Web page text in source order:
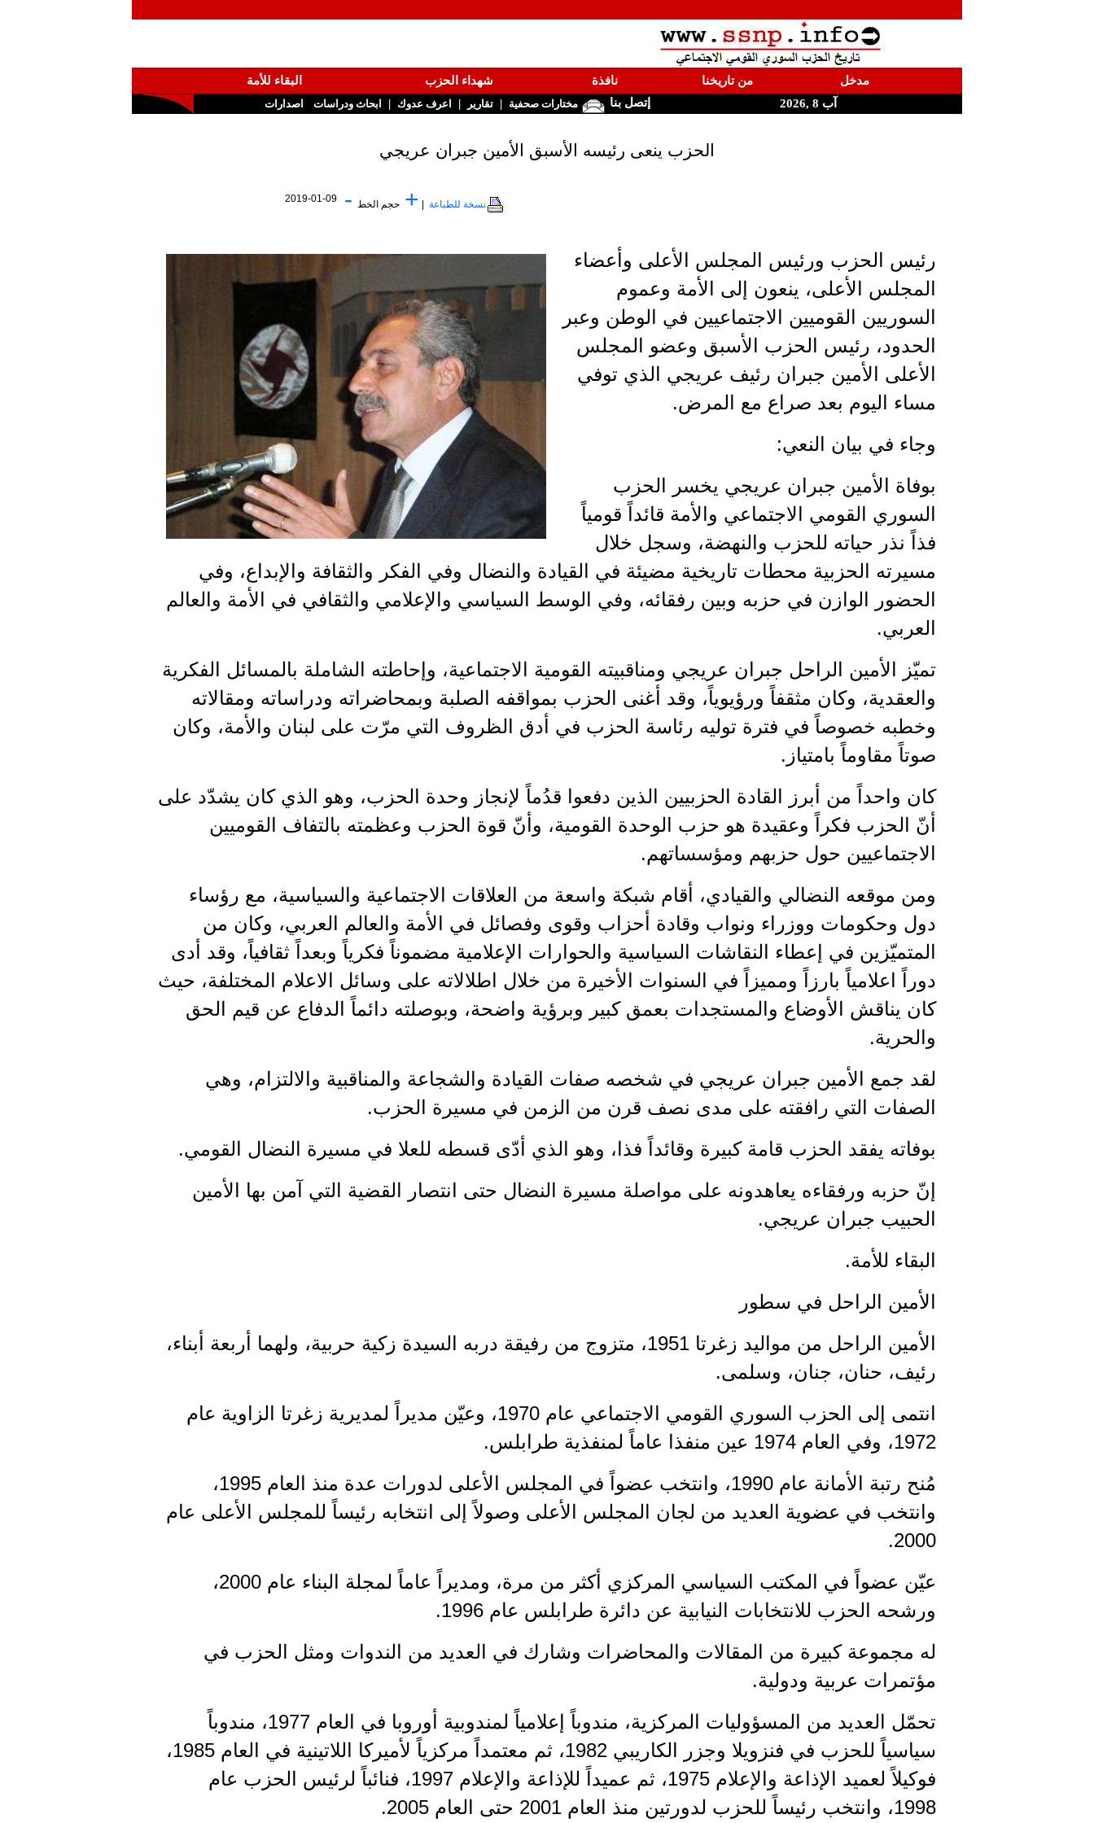
مدخل من تاريخنا نافذة شهداء الحزب
البقاء للأمة
آب 8 ,2026
إتصل بنا مختارات صحفية | تقارير | اعرف عدوك | ابحاث ودراسات اصدارات
الحزب ينعى رئيسه الأسبق الأمين جبران عريجي
نسخة للطباعة + حجم الخط -
2019-01-09
رئيس الحزب ورئيس المجلس الأعلى وأعضاء
المجلس الأعلى، ينعون إلى الأمة وعموم
السوريين القوميين الاجتماعيين في الوطن وعبر
الحدود، رئيس الحزب الأسبق وعضو المجلس
الأعلى الأمين جبران رئيف عريجي الذي توفي
مساء اليوم بعد صراع مع المرض.
وجاء في بيان النعي:
بوفاة الأمين جبران عريجي يخسر الحزب
السوري القومي الاجتماعي والأمة قائداً قومياً
فذاً نذر حياته للحزب والنهضة، وسجل خلال
مسيرته الحزبية محطات تاريخية مضيئة في القيادة والنضال وفي الفكر والثقافة والإبداع، وفي
الحضور الوازن في حزبه وبين رفقائه، وفي الوسط السياسي والإعلامي والثقافي في الأمة والعالم
العربي.
تميّز الأمين الراحل جبران عريجي ومناقبيته القومية الاجتماعية، وإحاطته الشاملة بالمسائل الفكرية
والعقدية، وكان مثقفاً ورؤيوياً، وقد أغنى الحزب بمواقفه الصلبة وبمحاضراته ودراساته ومقالاته
وخطبه خصوصاً في فترة توليه رئاسة الحزب في أدق الظروف التي مرّت على لبنان والأمة، وكان
صوتاً مقاوماً بامتياز.
كان واحداً من أبرز القادة الحزبيين الذين دفعوا قدُماً لإنجاز وحدة الحزب، وهو الذي كان يشدّد على
أنّ الحزب فكراً وعقيدة هو حزب الوحدة القومية، وأنّ قوة الحزب وعظمته بالتفاف القوميين
الاجتماعيين حول حزبهم ومؤسساتهم.
ومن موقعه النضالي والقيادي، أقام شبكة واسعة من العلاقات الاجتماعية والسياسية، مع رؤساء
دول وحكومات ووزراء ونواب وقادة أحزاب وقوى وفصائل في الأمة والعالم العربي، وكان من
المتميّزين في إعطاء النقاشات السياسية والحوارات الإعلامية مضموناً فكرياً وبعداً ثقافياً، وقد أدى
دوراً اعلامياً بارزاً ومميزاً في السنوات الأخيرة من خلال اطلالاته على وسائل الاعلام المختلفة، حيث
كان يناقش الأوضاع والمستجدات بعمق كبير وبرؤية واضحة، وبوصلته دائماً الدفاع عن قيم الحق
والحرية.
لقد جمع الأمين جبران عريجي في شخصه صفات القيادة والشجاعة والمناقبية والالتزام، وهي
الصفات التي رافقته على مدى نصف قرن من الزمن في مسيرة الحزب.
بوفاته يفقد الحزب قامة كبيرة وقائداً فذا، وهو الذي أدّى قسطه للعلا في مسيرة النضال القومي.
إنّ حزبه ورفقاءه يعاهدونه على مواصلة مسيرة النضال حتى انتصار القضية التي آمن بها الأمين
الحبيب جبران عريجي.
البقاء للأمة.
الأمين الراحل في سطور
الأمين الراحل من مواليد زغرتا 1951، متزوج من رفيقة دربه السيدة زكية حربية، ولهما أربعة أبناء،
رئيف، حنان، جنان، وسلمى.
انتمى إلى الحزب السوري القومي الاجتماعي عام 1970، وعيّن مديراً لمديرية زغرتا الزاوية عام
1972، وفي العام 1974 عين منفذا عاماً لمنفذية طرابلس.
مُنح رتبة الأمانة عام 1990، وانتخب عضواً في المجلس الأعلى لدورات عدة منذ العام 1995،
وانتخب في عضوية العديد من لجان المجلس الأعلى وصولاً إلى انتخابه رئيساً للمجلس الأعلى عام
2000.
عيّن عضواً في المكتب السياسي المركزي أكثر من مرة، ومديراً عاماً لمجلة البناء عام 2000،
ورشحه الحزب للانتخابات النيابية عن دائرة طرابلس عام 1996.
له مجموعة كبيرة من المقالات والمحاضرات وشارك في العديد من الندوات ومثل الحزب في
مؤتمرات عربية ودولية.
تحمّل العديد من المسؤوليات المركزية، مندوباً إعلامياً لمندوبية أوروبا في العام 1977، مندوباً
سياسياً للحزب في فنزويلا وجزر الكاريبي 1982، ثم معتمداً مركزياً لأميركا اللاتينية في العام 1985،
فوكيلاً لعميد الإذاعة والإعلام 1975، ثم عميداً للإذاعة والإعلام 1997، فنائباً لرئيس الحزب عام
1998، وانتخب رئيساً للحزب لدورتين منذ العام 2001 حتى العام 2005.